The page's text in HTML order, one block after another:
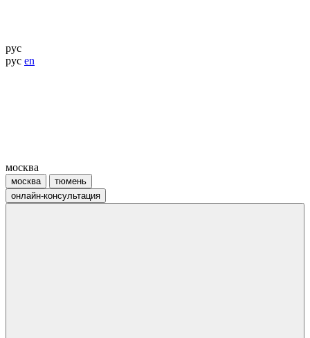
рус
рус en
москва
москва
тюмень
онлайн-консультация